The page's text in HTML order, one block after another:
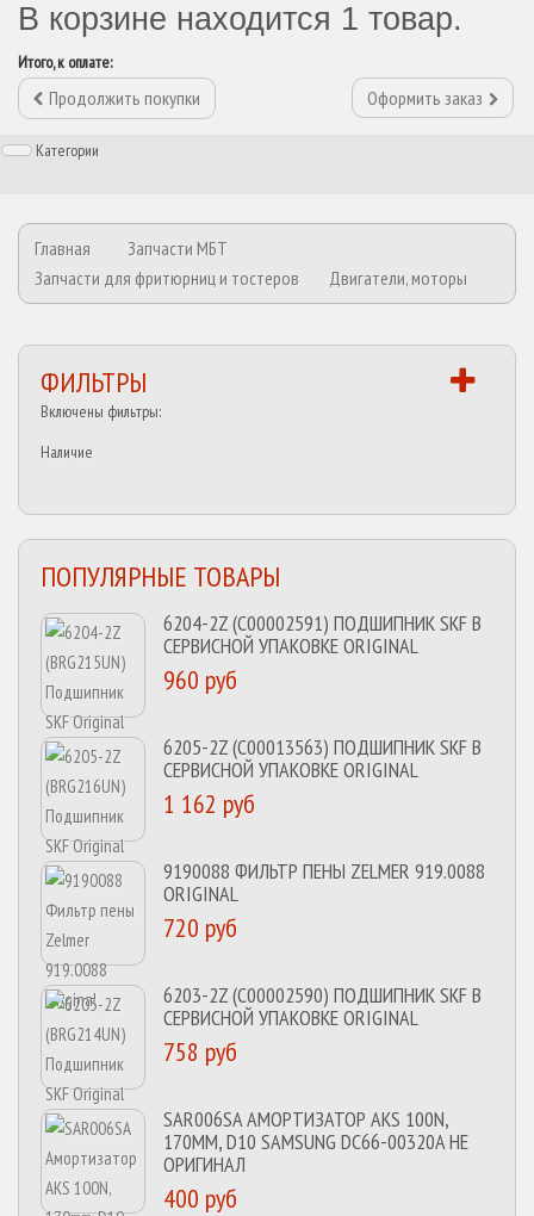
В корзине находится 1 товар.
Итого, к оплате:
Продолжить покупки Оформить заказ
Категории
Главная
Запчасти МБТ
Запчасти для фритюрниц и тостеров
Двигатели, моторы
ФИЛЬТРЫ
Включены фильтры:
Наличие
ПОПУЛЯРНЫЕ ТОВАРЫ
6204-2Z (C00002591) ПОДШИПНИК SKF В
СЕРВИСНОЙ УПАКОВКЕ ORIGINAL
960 руб
6205-2Z (C00013563) ПОДШИПНИК SKF В
СЕРВИСНОЙ УПАКОВКЕ ORIGINAL
1 162 руб
9190088 ФИЛЬТР ПЕНЫ ZELMER 919.0088
ORIGINAL
720 руб
6203-2Z (C00002590) ПОДШИПНИК SKF В
СЕРВИСНОЙ УПАКОВКЕ ORIGINAL
758 руб
SAR006SA АМОРТИЗАТОР AKS 100N,
170MM, D10 SAMSUNG DC66-00320A НЕ
ОРИГИНАЛ
400 руб